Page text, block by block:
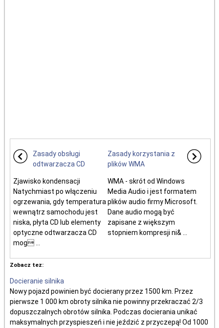
Zasady obsługi
odtwarzacza CD
Zjawisko kondensacji
Natychmiast po włączeniu
ogrzewania, gdy temperatura
wewnątrz samochodu jest
niska, płyta CD lub elementy
optyczne odtwarzacza CD
mog ...
Zasady korzystania z
plików WMA
WMA - skrót od Windows
Media Audio i jest formatem
plików audio firmy Microsoft.
Dane audio mogą być
zapisane z większym
stopniem kompresji ni& ...
Zobacz tez:
Docieranie silnika
Nowy pojazd powinien być docierany przez 1500 km. Przez
pierwsze 1 000 km obroty silnika nie powinny przekraczać 2/3
dopuszczalnych obrotów silnika. Podczas docierania unikać
maksymalnych przyspieszeń i nie jeździć z przyczepą! Od 1000